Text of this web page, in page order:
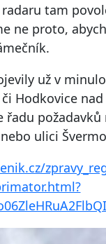
tam
ne proto,
už v
Hodkovice
řadu
ulici